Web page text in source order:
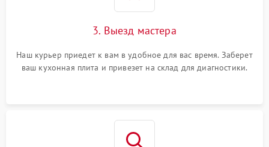
3. Выезд мастера
Наш курьер приедет к вам в удобное для вас время. Заберет
ваш кухонная плита и привезет на склад для диагностики.